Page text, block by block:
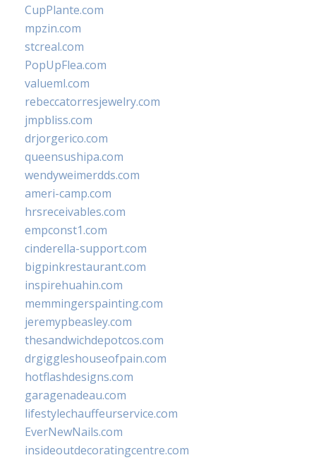
CupPlante.com
mpzin.com
stcreal.com
PopUpFlea.com
valueml.com
rebeccatorresjewelry.com
jmpbliss.com
drjorgerico.com
queensushipa.com
wendyweimerdds.com
ameri-camp.com
hrsreceivables.com
empconst1.com
cinderella-support.com
bigpinkrestaurant.com
inspirehuahin.com
memmingerspainting.com
jeremypbeasley.com
thesandwichdepotcos.com
drgiggleshouseofpain.com
hotflashdesigns.com
garagenadeau.com
lifestylechauffeurservice.com
EverNewNails.com
insideoutdecoratingcentre.com